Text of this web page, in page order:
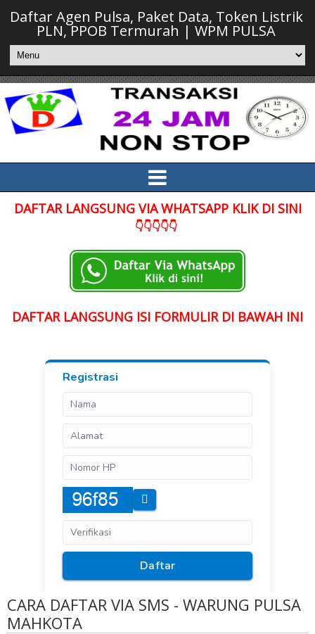
Daftar Agen Pulsa, Paket Data, Token Listrik
PLN, PPOB Termurah | WPM PULSA
DAFTAR LANGSUNG VIA WHATSAPP KLIK DI SINI
👇👇👇👇👇
DAFTAR LANGSUNG ISI FORMULIR DI BAWAH INI
CARA DAFTAR VIA SMS - WARUNG PULSA
MAHKOTA